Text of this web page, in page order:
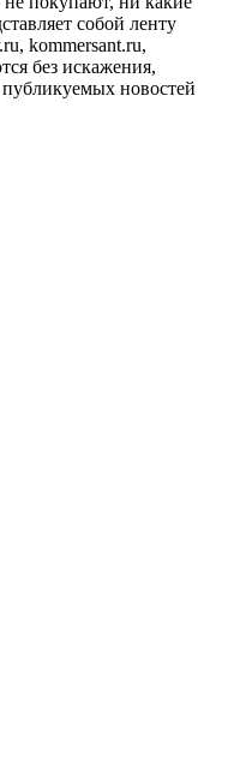
собой ленту
kommersant.ru,
без искажения,
публикуемых новостей